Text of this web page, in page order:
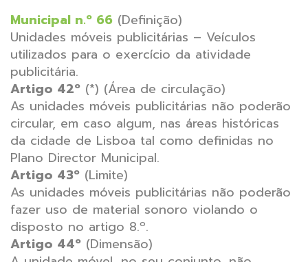
Municipal n.º 66 (Definição)
Unidades móveis publicitárias – Veículos
utilizados para o exercício da atividade
publicitária.
Artigo 42º (*) (Área de circulação)
As unidades móveis publicitárias não poderão
circular, em caso algum, nas áreas históricas
da cidade de Lisboa tal como definidas no
Plano Director Municipal.
Artigo 43º (Limite)
As unidades móveis publicitárias não poderão
fazer uso de material sonoro violando o
disposto no artigo 8.º.
Artigo 44º (Dimensão)